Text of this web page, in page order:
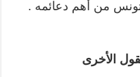
تونس من أهم دعائمه .
الأخرى